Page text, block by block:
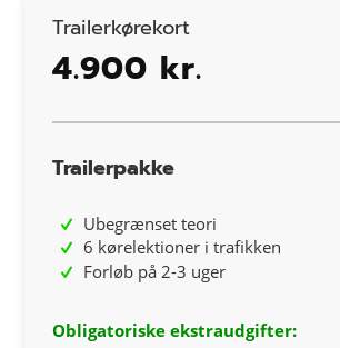
Trailerkørekort
4.900 kr.
Trailerpakke
Ubegrænset teori
6 kørelektioner i trafikken
Forløb på 2-3 uger
Obligatoriske ekstraudgifter: